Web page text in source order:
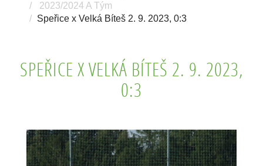
2023/2024 A Tým
Speřice x Velká Bíteš 2. 9. 2023, 0:3
SPEŘICE X VELKÁ BÍTEŠ 2. 9. 2023,
0:3